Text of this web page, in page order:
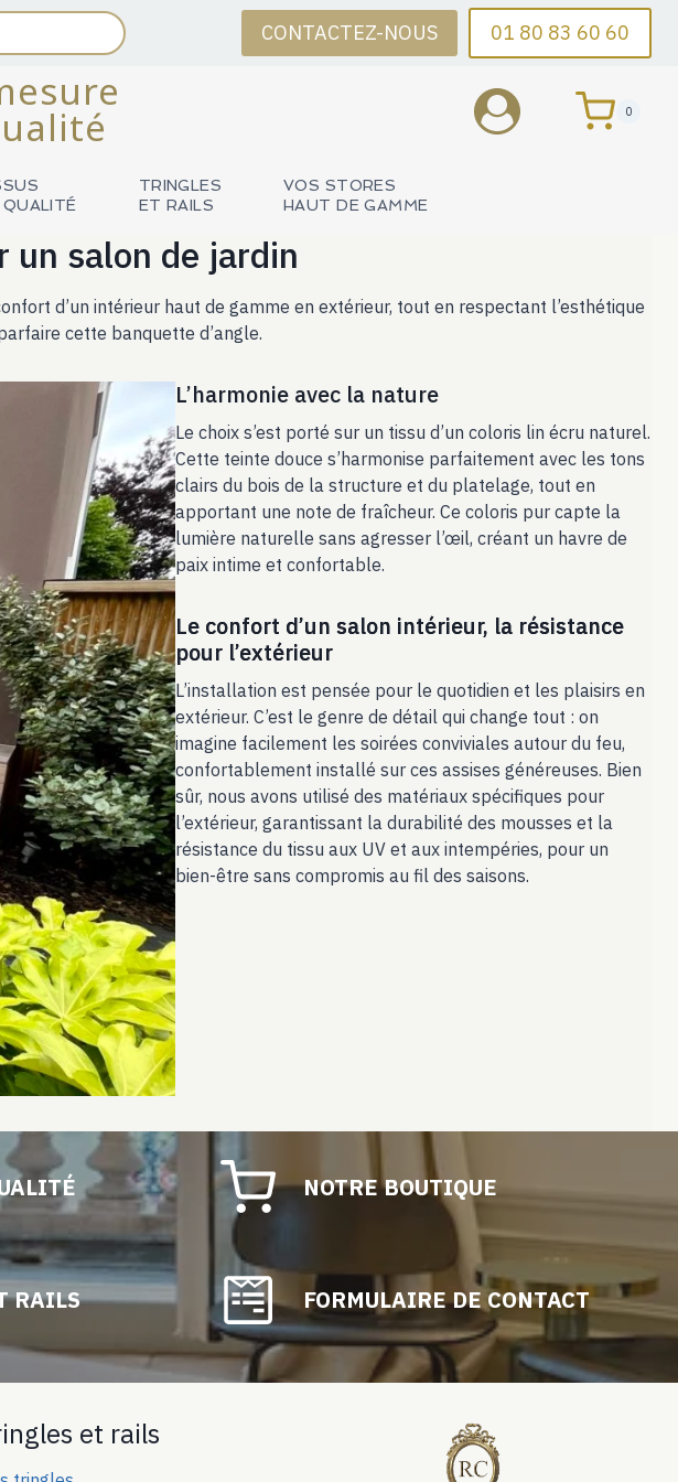
CONTACTEZ-NOUS 01 80 83 60 60
0
QUALITÉ
TRINGLES
ET RAILS
VOS STORES
HAUT DE GAMME
un salon de jardin
d’un intérieur haut de gamme en extérieur, tout en respectant l’esthétique
cette banquette d’angle.
L’harmonie avec la nature
Le choix s’est porté sur un tissu d’un coloris lin écru naturel.
Cette teinte douce s’harmonise parfaitement avec les tons
clairs du bois de la structure et du platelage, tout en
apportant une note de fraîcheur. Ce coloris pur capte la
lumière naturelle sans agresser l’œil, créant un havre de
paix intime et confortable.
Le confort d’un salon intérieur, la résistance
pour l’extérieur
L’installation est pensée pour le quotidien et les plaisirs en
extérieur. C’est le genre de détail qui change tout : on
imagine facilement les soirées conviviales autour du feu,
confortablement installé sur ces assises généreuses. Bien
sûr, nous avons utilisé des matériaux spécifiques pour
l’extérieur, garantissant la durabilité des mousses et la
résistance du tissu aux UV et aux intempéries, pour un
bien-être sans compromis au fil des saisons.
RAILS
NOTRE BOUTIQUE
FORMULAIRE DE CONTACT
et rails